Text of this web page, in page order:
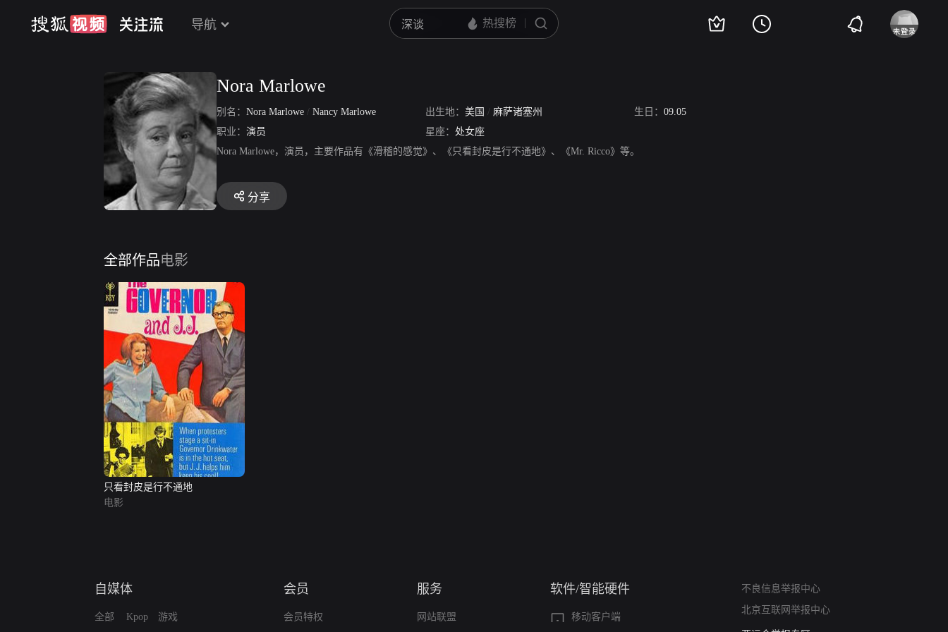
导航
Nora Marlowe
别名： Nora Marlowe / Nancy Marlowe 出生地： 美国 / 麻萨诸塞州 生日： 09.05
职业： 演员 星座： 处女座
Nora Marlowe，演员，主要作品有《滑稽的感觉》、《只看封皮是行不通地》、《Mr. Ricco》等。
分享
全部作品电影
只看封皮是行不通地
电影
自媒体
全部 Kpop 游戏
会员
会员特权
服务
网站联盟
软件/智能硬件
移动客户端
不良信息举报中心
北京互联网举报中心
算法推荐专项举报